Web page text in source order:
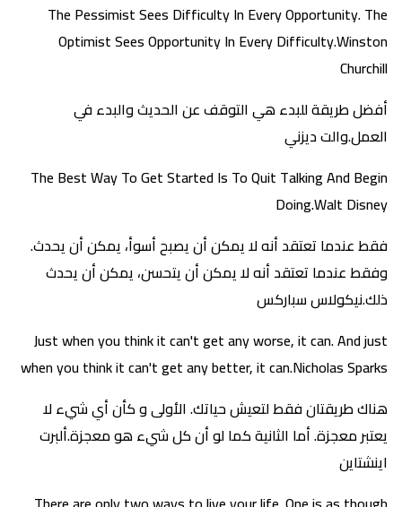
The Pessimist Sees Difficulty In Every Opportunity. The
Optimist Sees Opportunity In Every Difficulty.Winston
Churchill
أفضل طريقة للبدء هي التوقف عن الحديث والبدء في
العمل.والت ديزني
The Best Way To Get Started Is To Quit Talking And Begin
Doing.Walt Disney
فقط عندما تعتقد أنه لا يمكن أن يصبح أسوأ، يمكن أن يحدث.
وفقط عندما تعتقد أنه لا يمكن أن يتحسن، يمكن أن يحدث
ذلك.نيكولاس سباركس
Just when you think it can't get any worse, it can. And just
when you think it can't get any better, it can.Nicholas Sparks
هناك طريقتان فقط لتعيش حياتك. الأولى و كأن أي شيء لا
يعتبر معجزة. أما الثانية كما لو أن كل شيء هو معجزة.ألبرت
اينشتاين